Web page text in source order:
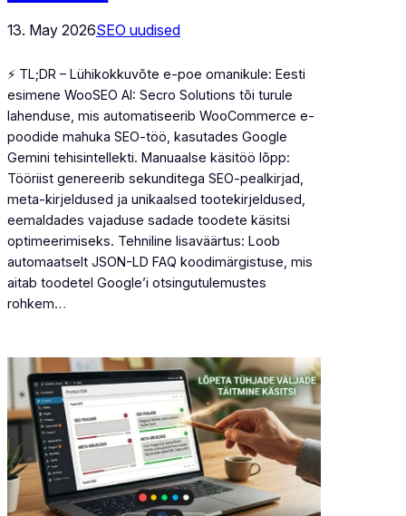
13. May 2026SEO uudised
⚡ TL;DR – Lühikokkuvõte e-poe omanikule: Eesti
esimene WooSEO AI: Secro Solutions tõi turule
lahenduse, mis automatiseerib WooCommerce e-
poodide mahuka SEO-töö, kasutades Google
Gemini tehisintellekti. Manuaalse käsitöö lõpp:
Tööriist genereerib sekunditega SEO-pealkirjad,
meta-kirjeldused ja unikaalsed tootekirjeldused,
eemaldades vajaduse sadade toodete käsitsi
optimeerimiseks. Tehniline lisaväärtus: Loob
automaatselt JSON-LD FAQ koodimärgistuse, mis
aitab toodetel Google’i otsingutulemustes
rohkem…